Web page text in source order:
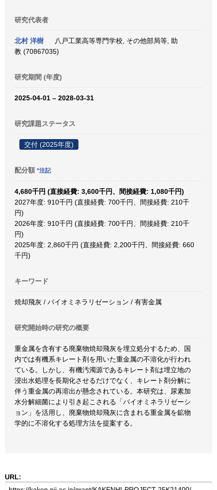
研究代表者
北村 洋樹
八戸工業高等専門学校, その他部局等, 助
教 (70867035)
研究期間 (年度)
2025-04-01 – 2028-03-31
研究課題ステータス
交付 (2025年度)
配分額 *注記
4,680千円 (直接経費: 3,600千円、間接経費: 1,080千円)
2027年度: 910千円 (直接経費: 700千円、間接経費: 210千
円)
2026年度: 910千円 (直接経費: 700千円、間接経費: 210千
円)
2025年度: 2,860千円 (直接経費: 2,200千円、間接経費: 660
千円)
キーワード
焼却飛灰 / バイオミネラリゼーション / 有害金属
研究開始時の研究の概要
重金属を含有する廃棄物焼却飛灰を埋立処分するため、国
内では有機系キレート剤を用いた重金属の不溶化が行われ
ている。しかし、有機汚濁源であるキレート剤は埋立地の
浸出水処理を長期化させるだけでなく、キレート剤分解に
伴う重金属の再溶出が懸念されている。本研究は、尿素加
水分解細菌により引き起こされる「バイオミネラリゼーシ
ョン」を活用し、廃棄物焼却飛灰に含まれる重金属を鉱物
学的に不溶化する処理方法を提案する。
URL: